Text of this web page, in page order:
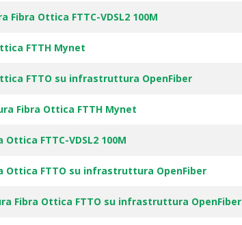
Fibra Ottica FTTC-VDSL2 100M
FTTH Mynet
FTTO su infrastruttura OpenFiber
Fibra Ottica FTTH Mynet
Ottica FTTC-VDSL2 100M
Ottica FTTO su infrastruttura OpenFiber
Fibra Ottica FTTO su infrastruttura OpenFiber